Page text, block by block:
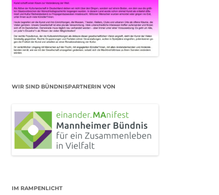
WIR SIND BÜNDNISPARTNERIN VON
IM RAMPENLICHT